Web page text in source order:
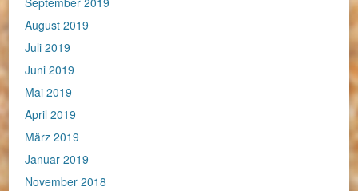
August 2019
Juli 2019
Juni 2019
Mai 2019
April 2019
März 2019
Januar 2019
November 2018